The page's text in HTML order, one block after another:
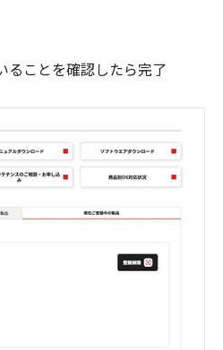
ることを確認したら完了